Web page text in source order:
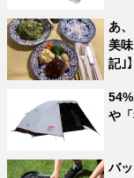
あ
美
記｣】
や
バ